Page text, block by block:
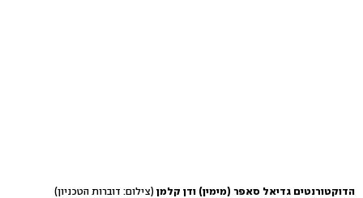
הדוקטורנטים גדיאל סאפר (מימין) ודן קלמן (צילום: דוברות הטכניון)